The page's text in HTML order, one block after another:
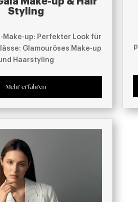
Styling
Make-up: Perfekter Look für
Glamouröses Make-up
Haarstyling
Mehr erfahren